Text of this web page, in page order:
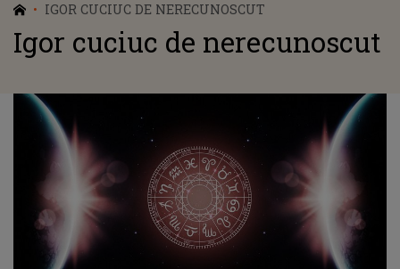
IGOR CUCIUC DE NERECUNOSCUT
Igor cuciuc de nerecunoscut